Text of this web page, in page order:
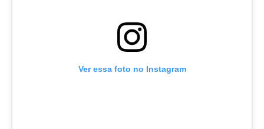
Ver essa foto no Instagram